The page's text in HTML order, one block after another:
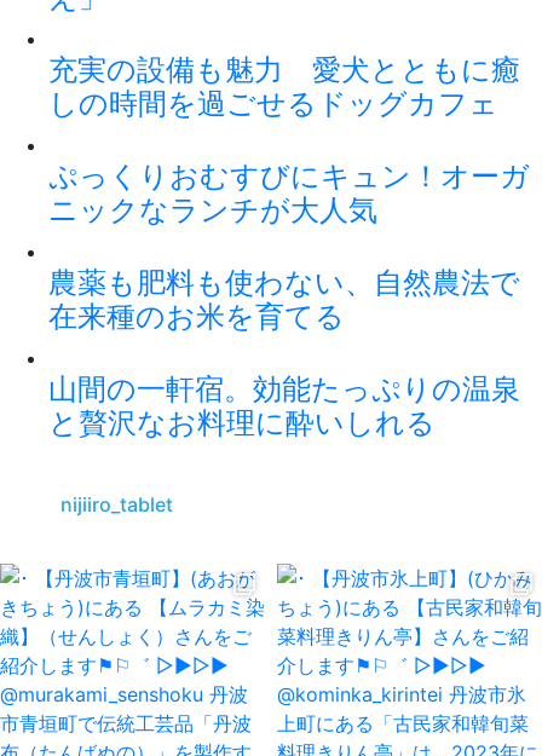
充実の設備も魅力 愛犬とともに癒
しの時間を過ごせるドッグカフェ
ぷっくりおむすびにキュン！オーガ
ニックなランチが大人気
農薬も肥料も使わない、自然農法で
在来種のお米を育てる
山間の一軒宿。効能たっぷりの温泉
と贅沢なお料理に酔いしれる
nijiiro_tablet